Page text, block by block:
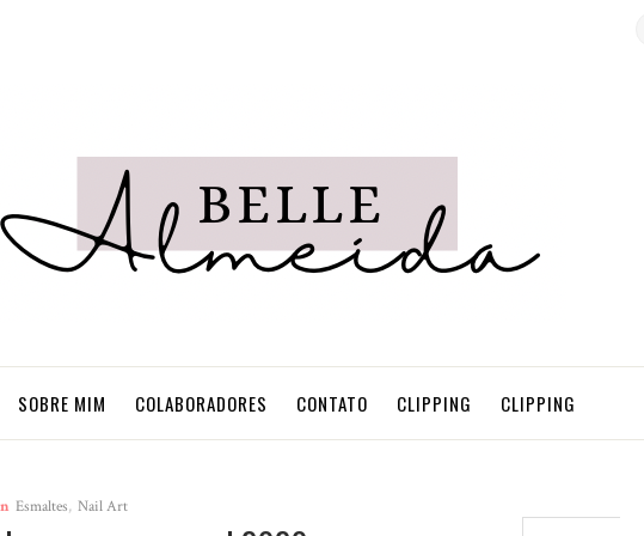
SOBRE MIM COLABORADORES CONTATO CLIPPING CLIPPING
Esmaltes, Nail Art